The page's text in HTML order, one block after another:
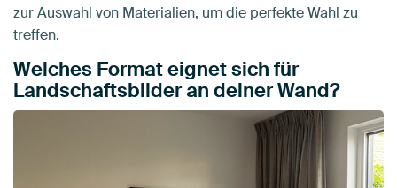
zur Auswahl von Materialien, um die perfekte Wahl zu
treffen.
Welches Format eignet sich für
Landschaftsbilder an deiner Wand?